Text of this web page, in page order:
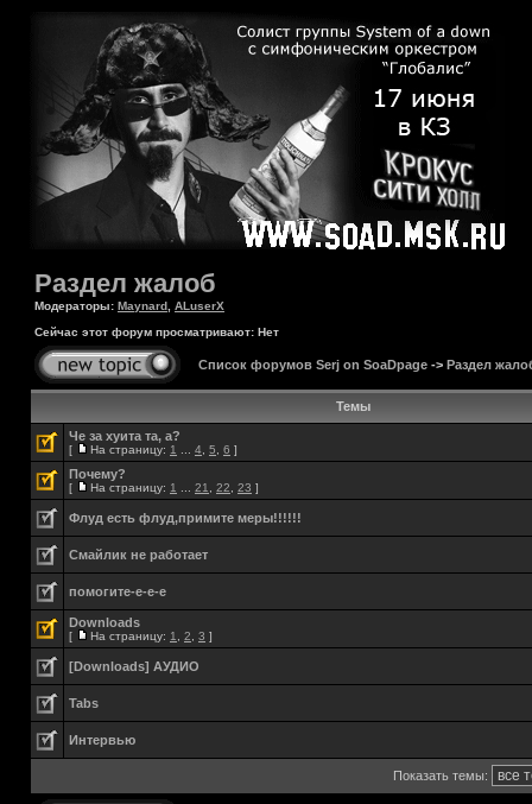
Раздел жалоб
Модераторы: Maynard ALuserX
Сейчас этот форум просматривают: Нет
Список форумов Serj on SoaDpage -> Раздел
Темы
Че за хуита та, а?
[ На страницу: 1 4 5 6 ]
Почему?
[ На страницу: 1 21 22 23 ]
Флуд есть флуд,примите меры!!!!!!
Смайлик не работает
помогите-е-е-е
Downloads
[ На страницу: 1 2 3 ]
[Downloads] АУДИО
Tabs
Интервью
Показать темы: